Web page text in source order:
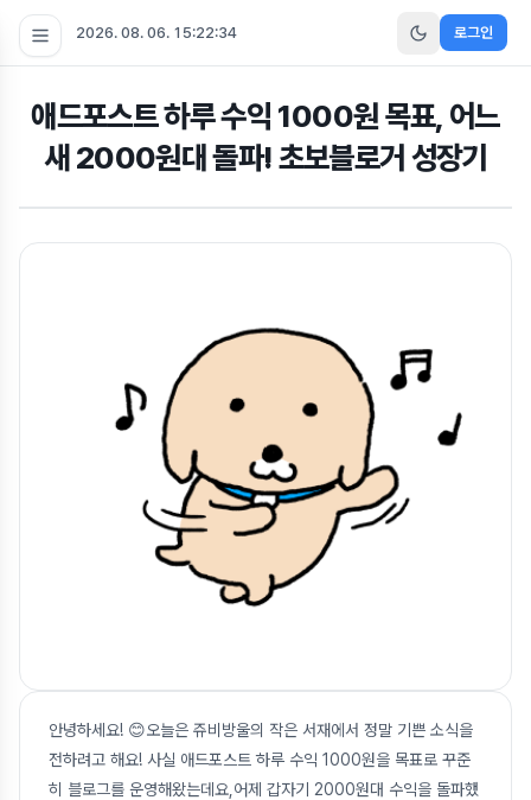
2026. 08. 06. 15:22:35 로그인
애드포스트 하루 수익 1000원 목표, 어느
새 2000원대 돌파! 초보블로거 성장기
안녕하세요! 😊오늘은 쥬비방울의 작은 서재에서 정말 기쁜 소식을
전하려고 해요! 사실 애드포스트 하루 수익 1000원을 목표로 꾸준
히 블로그를 운영해왔는데요,어제 갑자기 2000원대 수익을 돌파했